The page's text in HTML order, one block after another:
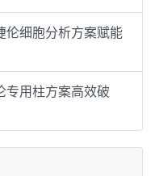
细胞分析方案赋能
用柱方案高效破